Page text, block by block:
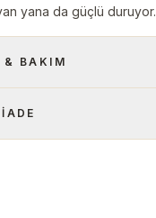
yana da güçlü duruyor.
& BAKIM